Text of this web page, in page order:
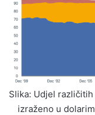
Slika: Udjel
izraženo u